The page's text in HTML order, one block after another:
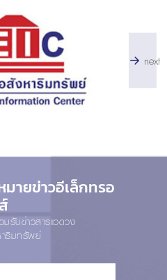
next
ายข่าวอีเล็กทรอ
มรับข่าวสารแวดวง
ริมทรัพย์